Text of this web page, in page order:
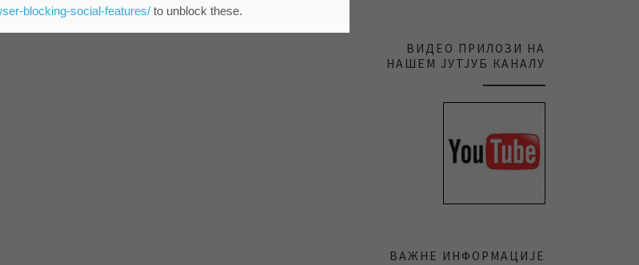
ВИДЕО ПРИЛОЗИ НА
НАШЕМ ЈУТЈУБ КАНАЛУ
ВАЖНЕ ИНФОРМАЦИЈЕ
blocking-social-features/to unblock these.